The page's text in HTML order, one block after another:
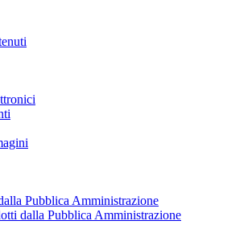
Pubblica Amministrazione
dalla Pubblica Amministrazione